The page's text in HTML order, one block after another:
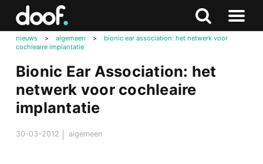
Zoeken
Naar
nieuws > algemeen >
bionic ear association: het netwerk voor
cochleaire implantatie
Bionic Ear Association: het
netwerk voor cochleaire
implantatie
30-03-2012 algemeen
Doof.nl
Zoeken
naar